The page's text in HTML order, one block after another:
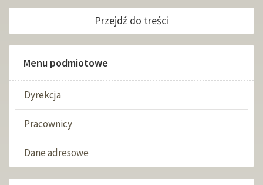
Przejdź do treści
Menu podmiotowe
Dyrekcja
Pracownicy
Dane adresowe